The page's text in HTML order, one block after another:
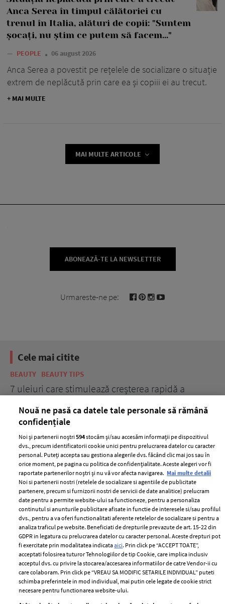
Anca Serea în timpul călătoriei cu
trenul în Italia, alături de copii: "Suntem
șocați, nu știm ce putem să facem..."
— PEOPLE 06 august 2026
Anca Serea a povestit pe rețelele de socializare o situație
extrem de neplăcută prin care ea și copiii ei au trecut.
+ MAI MULTE
MAI MULTE ARTICOLE
ABONEAZĂ-TE LA NEWSLETTER
Urmareste-ne pe:
Cele mai citite
BEAUTY BEAUTY TIPS
7 uleiuri care stimulează creșterea rapidă a
ELLE Style Awards
2024
Despre ELLE
Romania
Contact
Abonamente
Termeni si conditii
Politica de
confidențialitate
Politica de cookies
Publicitate
Nouă ne pasă ca datele tale personale să rămână
confidențiale
Noi și partenerii noștri594stocăm și/sau accesăm informații pe dispozitivul
dvs., precum identificatorii cookie unici pentru prelucrarea datelor cu caracter
personal. Puteți accepta sau gestiona alegerile dvs. făcând clic mai jos sau în
orice moment, pe pagina cu politica de confidențialitate. Aceste alegeri vor fi
raportate partenerilor noștri și nu vă vor afecta navigarea. Mai multe detalii
Noi si partenerii nostri (retelele de socializare si agentiile de publicitate
partenere, precum si furnizorii nostri de servicii de date analitice) prelucram
date pentru a permite website-ului sa functioneze, pentru a personaliza
continutul si anunturile publicitare afisate in functie de interesele si/sau profilul
dvs., pentru a va oferi functionalitati aferente retelelor de socializare si pentru a
analiza traficul pe website. Beneficiati de drepturile prevazute de art. 15-22 din
GDPR in legatura cu prelucrarea datelor cu caracter personal. Aceste drepturi pot
fi exercitate prin modalitatea indicataaici. Prin click pe “ACCEPT TOATE”,
acceptati folosirea tuturor Tehnologiilor de tip Cookie, care implica inclusiv
acceptul dvs. cu privire la stocarea/accesarea informatiilor de catre Vendor-ii cu
care colaboram. Prin click pe “VREAU SA MODIFIC SETARILE INDIVIDUAL” puteti
schimba preferintele in mod individual, mai putin cele legate de cookie strict
necesare pentru functionarea website-ului.